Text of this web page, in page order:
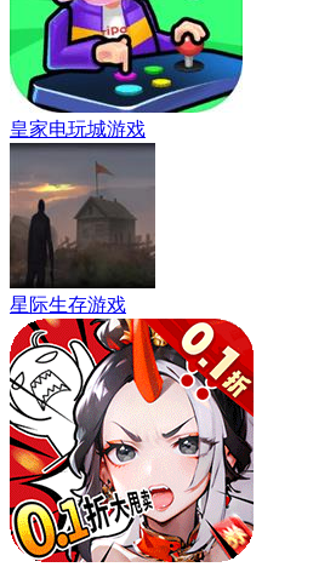
皇家电玩城游戏
星际生存游戏